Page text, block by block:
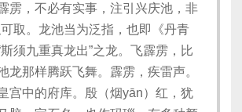
雳，不必有实事，注引兴庆池，非
可取。龙池当为泛指，也即《丹青
斯须九重真龙出”之龙。飞霹雳，比
龙那样腾跃飞舞。霹雳，疾雷声。
宫中的府库。殷（烟yān）红，犹